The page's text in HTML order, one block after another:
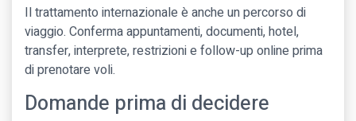
Il trattamento internazionale è anche un percorso di
viaggio. Conferma appuntamenti, documenti, hotel,
transfer, interprete, restrizioni e follow-up online prima
di prenotare voli.
Domande prima di decidere